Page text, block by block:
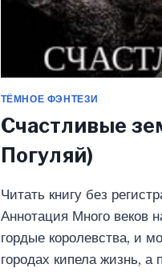
ТЁМНОЕ ФЭНТЕЗИ
Счастливые
Погуляй)
Читать книгу без
Аннотация Много веков
гордые королевства, и
городах кипела жизнь, а